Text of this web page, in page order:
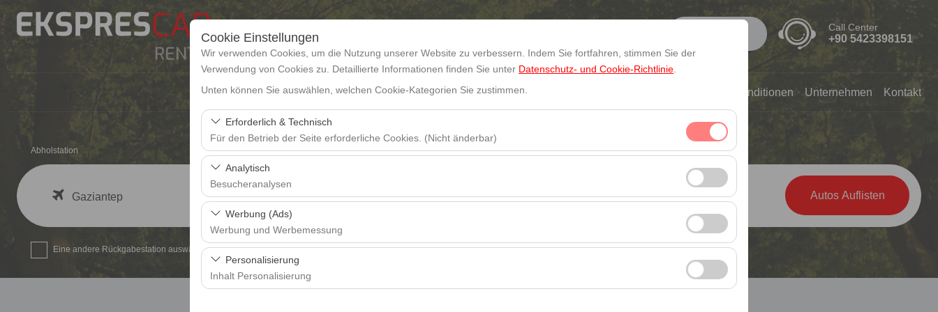
Cookie Einstellungen
Wir verwenden Cookies, um die Nutzung unserer Website zu verbessern. Indem Sie fortfahren, stimmen Sie der
Verwendung von Cookies zu. Detaillierte Informationen finden Sie unter Datenschutz- und Cookie-Richtlinie
Unten können Sie auswählen, welchen Cookie-Kategorien Sie zustimmen.
Erforderlich & Technisch
Für den Betrieb der Seite erforderliche Cookies. (Nicht änderbar)
Diese Cookies sind für das ordnungsgemäße Funktionieren der Website, die Sicherheit, die Sitzungsverwaltung
und grundlegende Funktionen erforderlich. Sie können nicht deaktiviert werden.
Analytisch
Besucheranalysen
Diese Cookies ermöglichen es uns, zu analysieren, wie unsere Website genutzt wird (Besucherzahl, meistbesuchte
Seiten, Nutzerverhalten). Diese Daten werden verwendet, um die Leistung der Website zu messen und die
Benutzererfahrung kontinuierlich zu verbessern.
Werbung (Ads)
Werbung und Werbemessung
Diese Cookies ermöglichen es uns, Ihnen auf Ihre Interessen abgestimmte personalisierte Werbung anzuzeigen
und die Wirksamkeit unserer Werbekampagnen zu messen (Impressionen, Klickrate).
Personalisierung
Inhalt Personalisierung
Call Center
+90 5423398151
Home Mietwagenflotte Nachrichten Langfristige Autovermietung Reservierung & Mietkonditionen Unternehmen Kontakt
Abholstation
Gaziantep
Eine andere Rückgabestation auswählen
Abholdatum & Zeit
09:00
Rückgabedatum & Zeit
09:00 Autos Auflisten